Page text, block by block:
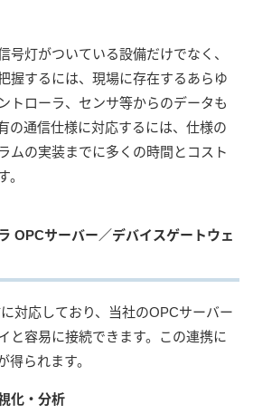
号灯がついている設備だけでなく、
握するには、現場に存在するあらゆ
トローラ、センサ等からのデータも
の通信仕様に対応するには、仕様の
ムの実装までに多くの時間とコスト
。
OPCサーバー／デバイスゲートウェ
対応しており、当社のOPCサーバー
と容易に接続できます。この連携に
得られます。
化・分析